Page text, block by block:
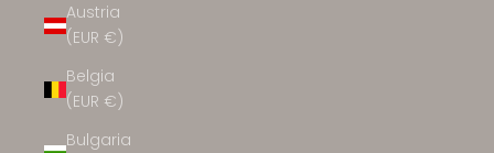
Austria
(EUR €)
Belgia
(EUR €)
Bulgaria